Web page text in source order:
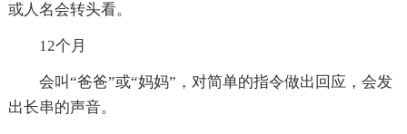
或人名会转头看。
12个月
会叫“爸爸”或“妈妈”，对简单的指令做出回应，会发
出长串的声音。